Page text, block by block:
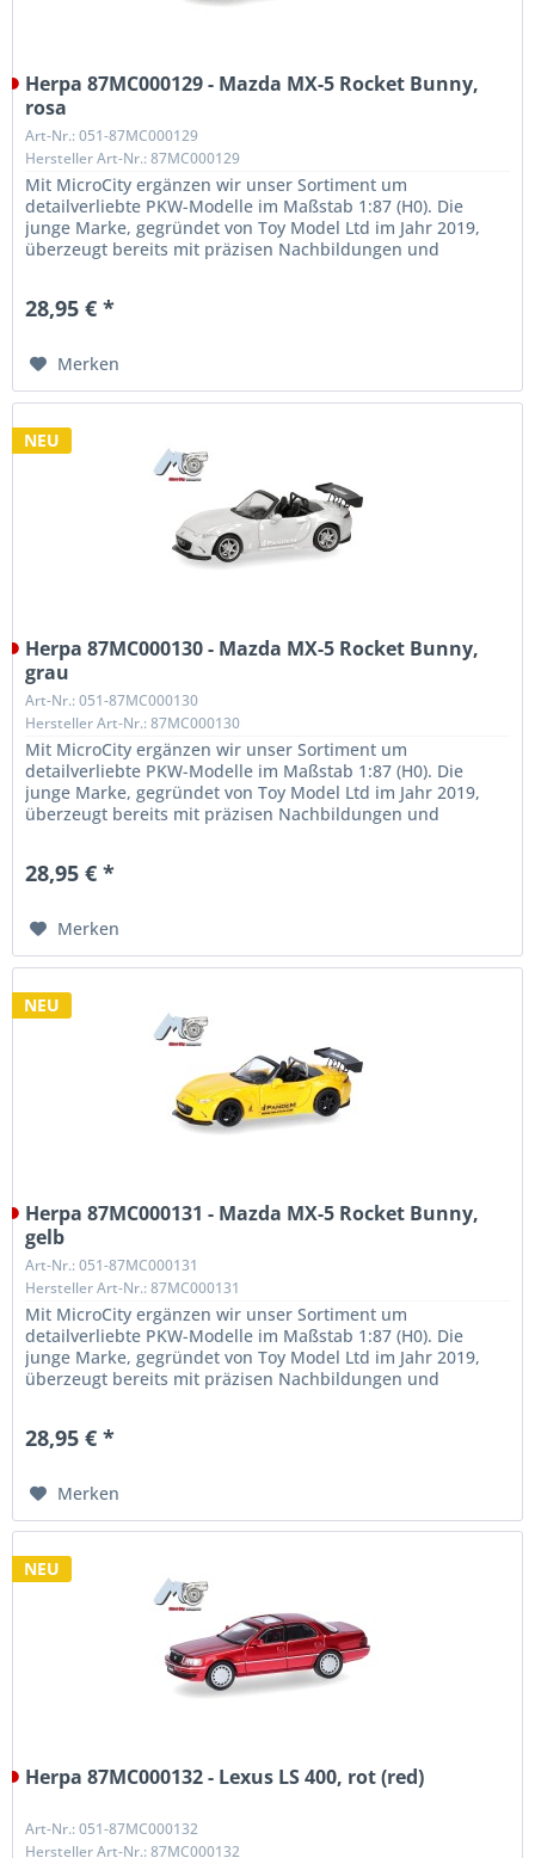
Herpa 87MC000129 - Mazda MX-5 Rocket Bunny,
rosa
Art-Nr.: 051-87MC000129
Hersteller Art-Nr.: 87MC000129
Mit MicroCity ergänzen wir unser Sortiment um
detailverliebte PKW-Modelle im Maßstab 1:87 (H0). Die
junge Marke, gegründet von Toy Model Ltd im Jahr 2019,
überzeugt bereits mit präzisen Nachbildungen und
28,95 € *
Merken
NEU
Herpa 87MC000130 - Mazda MX-5 Rocket Bunny,
grau
Art-Nr.: 051-87MC000130
Hersteller Art-Nr.: 87MC000130
Mit MicroCity ergänzen wir unser Sortiment um
detailverliebte PKW-Modelle im Maßstab 1:87 (H0). Die
junge Marke, gegründet von Toy Model Ltd im Jahr 2019,
überzeugt bereits mit präzisen Nachbildungen und
28,95 € *
Merken
NEU
Herpa 87MC000131 - Mazda MX-5 Rocket Bunny,
gelb
Art-Nr.: 051-87MC000131
Hersteller Art-Nr.: 87MC000131
Mit MicroCity ergänzen wir unser Sortiment um
detailverliebte PKW-Modelle im Maßstab 1:87 (H0). Die
junge Marke, gegründet von Toy Model Ltd im Jahr 2019,
überzeugt bereits mit präzisen Nachbildungen und
28,95 € *
Merken
NEU
Herpa 87MC000132 - Lexus LS 400, rot (red)
Art-Nr.: 051-87MC000132
Hersteller Art-Nr.: 87MC000132